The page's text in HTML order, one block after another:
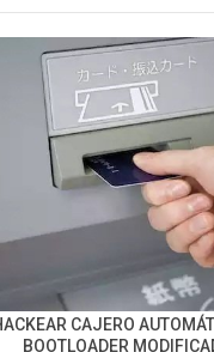
CAJERO
BOOTLOADER